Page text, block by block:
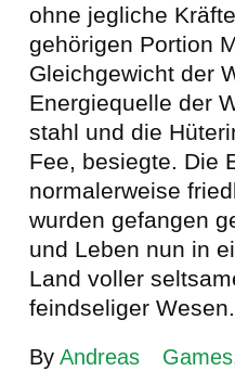
ohne jegliche
gehörigen Portion
Gleichgewicht der
Energiequelle der
stahl und die
Fee, besiegte. Die
normalerweise
wurden gefangen
und Leben nun in
Land voller
feindseliger Wesen.
By Andreas Games